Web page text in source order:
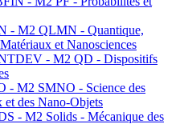
- M2 QLMN - Quantique,
et Nanosciences
- M2 QD - Dispositifs
- M2 SMNO - Science des
et des Nano-Objets
- M2 Solids - Mécanique des